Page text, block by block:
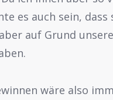
es auch sein, dass
auf Grund
wäre also